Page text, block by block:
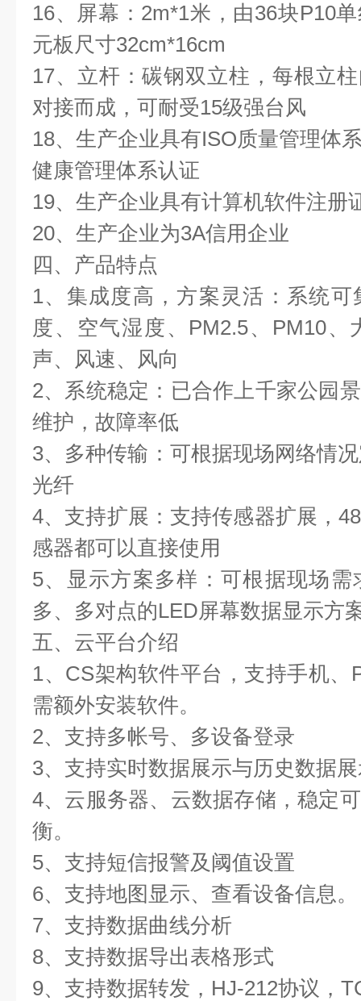
16、屏幕：2m*1米，由36块P10
元板尺寸32cm*16cm
17、立杆：碳钢双立柱，每根立
对接而成，可耐受15级强台风
18、生产企业具有ISO质量管理体
健康管理体系认证
19、生产企业具有计算机软件注册
20、生产企业为3A信用企业
四、产品特点
1、集成度高，方案灵活：系统
度、空气湿度、PM2.5、PM10
声、风速、风向
2、系统稳定：已合作上千家公园
维护，故障率低
3、多种传输：可根据现场网络情
光纤
4、支持扩展：支持传感器扩展，
感器都可以直接使用
5、显示方案多样：可根据现场
多、多对点的LED屏幕数据显示方
五、云平台介绍
1、CS架构软件平台，支持手机、
需额外安装软件。
2、支持多帐号、多设备登录
3、支持实时数据展示与历史数据
4、云服务器、云数据存储，稳定
衡。
5、支持短信报警及阈值设置
6、支持地图显示、查看设备信息。
7、支持数据曲线分析
8、支持数据导出表格形式
9、支持数据转发，HJ-212协议，